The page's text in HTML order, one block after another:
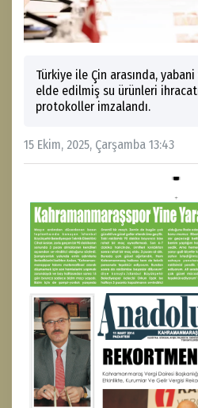
Türkiye ile Çin arasında,
elde edilmiş su ürünleri
protokoller imzalandı.
15 Ekim, 2025, Çarşamba 13:43